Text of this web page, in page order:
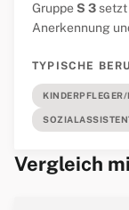
Gruppe S 3
Anerkennung
TYPISCHE
KINDERPFLEGER/
Vergleich